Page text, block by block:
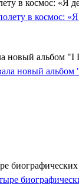
в космос: «Я
новый альбом "I